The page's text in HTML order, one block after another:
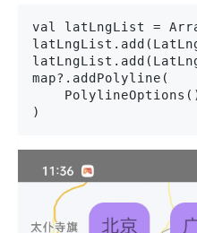
val latLngList =
map?.addPolyline(
)